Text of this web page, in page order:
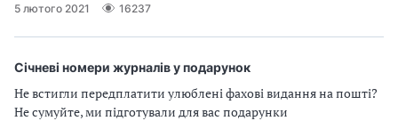
5 лютого 2021 16237
Січневі номери журналів у подарунок
Не встигли передплатити улюблені фахові видання на пошті?
Не сумуйте, ми підготували для вас подарунки